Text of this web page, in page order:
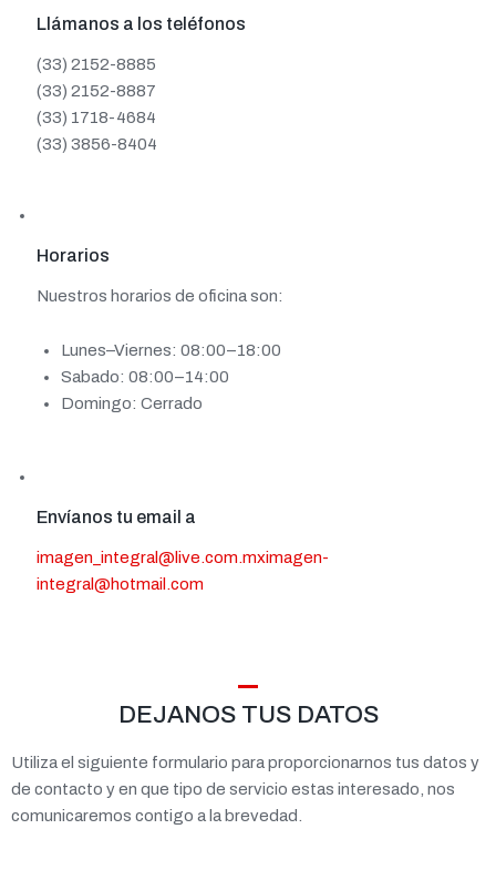
Llámanos a los teléfonos
(33) 2152-8885
(33) 2152-8887
(33) 1718-4684
(33) 3856-8404
Horarios
Nuestros horarios de oficina son:
Lunes–Viernes: 08:00–18:00
Sabado: 08:00–14:00
Domingo: Cerrado
Envíanos tu email a
imagen_integral@live.com.mximagen-
integral@hotmail.com
DEJANOS TUS DATOS
Utiliza el siguiente formulario para proporcionarnos tus datos y
de contacto y en que tipo de servicio estas interesado, nos
comunicaremos contigo a la brevedad.